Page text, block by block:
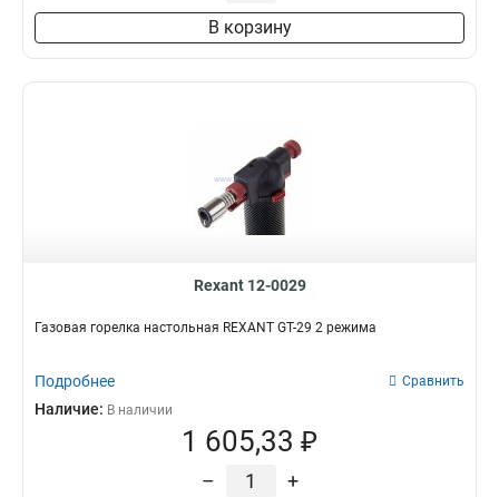
В корзину
Rexant 12-0029
Газовая горелка настольная REXANT GT-29 2 режима
Подробнее Сравнить
Наличие: В наличии
1 605,33 ₽
– +